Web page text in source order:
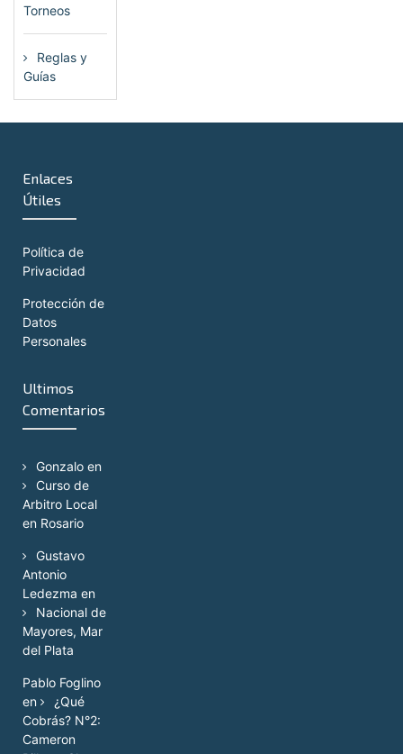
Torneos
Reglas y
Guías
Enlaces
Útiles
Política de
Privacidad
Protección de
Datos
Personales
Ultimos
Comentarios
Gonzalo en
Curso de
Arbitro Local
en Rosario
Gustavo
Antonio
Ledezma en
Nacional de
Mayores, Mar
del Plata
Pablo Foglino
en
¿Qué
Cobrás? N°2:
Cameron